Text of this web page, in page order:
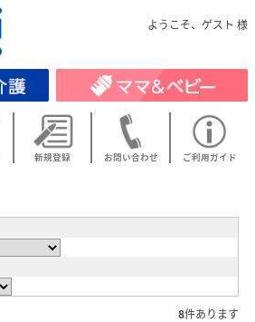
ようこそ、ゲスト 様
新規登録 お問い合わせ ご利用ガイド
8件あります